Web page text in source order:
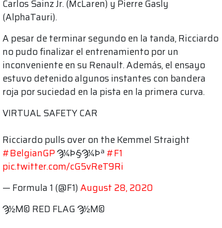
Carlos Sainz Jr. (McLaren) y Pierre Gasly
(AlphaTauri).
A pesar de terminar segundo en la tanda, Ricciardo
no pudo finalizar el entrenamiento por un
inconveniente en su Renault. Además, el ensayo
estuvo detenido algunos instantes con bandera
roja por suciedad en la pista en la primera curva.
VIRTUAL SAFETY CAR
Ricciardo pulls over on the Kemmel Straight
#BelgianGPϠ¼Ϸ§Ϡ¼Ϸª #F1
pic.twitter.com/cG5vReT9Ri
— Formula 1 (@F1)August 28, 2020
Ϡ½Ϻ© RED FLAG Ϡ½Ϻ©